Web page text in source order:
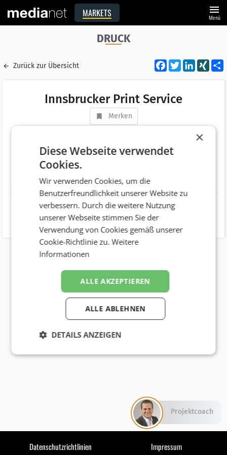
MARKETS menu
Menü
DRUCK
Zurück zur Übersicht Facebook
Twitter XING
Innsbrucker Print Service
Merken
AT 6020 Innsbruck
Telefonnummer +43 (650) 6024769
Website http://www.i-ps.at
Datenschutzrichtlinien Impressum
×
Diese Webseite verwendet
Cookies.
Wir verwenden Cookies, um die
Benutzerfreundlichkeit unserer Website zu
verbessern. Durch die weitere Nutzung
unserer Webseite stimmen Sie der
Verwendung von Cookies gemäß unserer
Cookie-Richtlinie zu.Weitere
Informationen
ALLE AKZEPTIEREN
ALLE ABLEHNEN
DETAILS ANZEIGEN
Projektcoach